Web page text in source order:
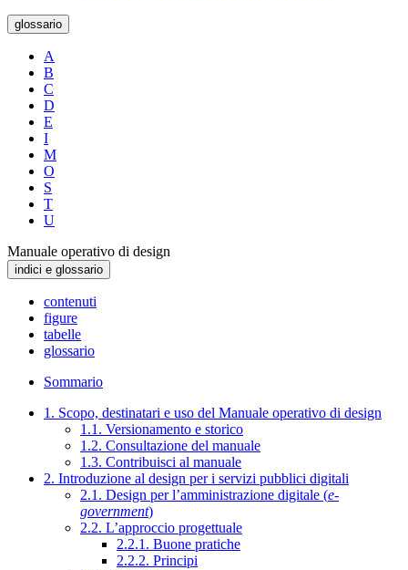
glossario
A
B
C
D
E
I
M
O
S
T
U
Manuale operativo di design
indici e glossario
contenuti
figure
tabelle
glossario
Sommario
1. Scopo, destinatari e uso del Manuale operativo di design
1.1. Versionamento e storico
1.2. Consultazione del manuale
1.3. Contribuisci al manuale
2. Introduzione al design per i servizi pubblici digitali
2.1. Design per l’amministrazione digitale (e-
government)
2.2. L’approccio progettuale
2.2.1. Buone pratiche
2.2.2. Principi